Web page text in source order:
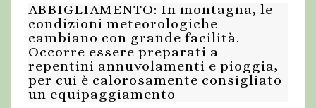
ABBIGLIAMENTO: In montagna, le
condizioni meteorologiche
cambiano con grande facilità.
Occorre essere preparati a
repentini annuvolamenti e pioggia,
per cui è calorosamente consigliato
un equipaggiamento